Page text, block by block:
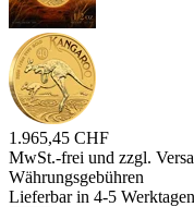
1.965,45 CHF
MwSt.-frei und zzgl.
Währungsgebühren
Lieferbar in 4-5 Werktagen